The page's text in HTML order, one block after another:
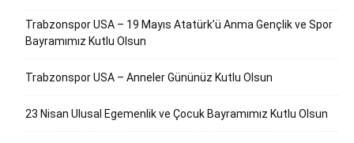
Trabzonspor USA – 19 Mayıs Atatürk’ü Anma Gençlik ve Spor
Bayramımız Kutlu Olsun
Trabzonspor USA – Anneler Gününüz Kutlu Olsun
23 Nisan Ulusal Egemenlik ve Çocuk Bayramımız Kutlu Olsun